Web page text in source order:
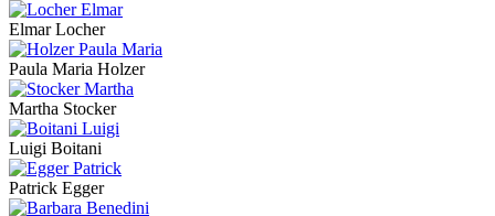
Elmar Locher
Paula Maria Holzer
Martha Stocker
Luigi Boitani
Patrick Egger